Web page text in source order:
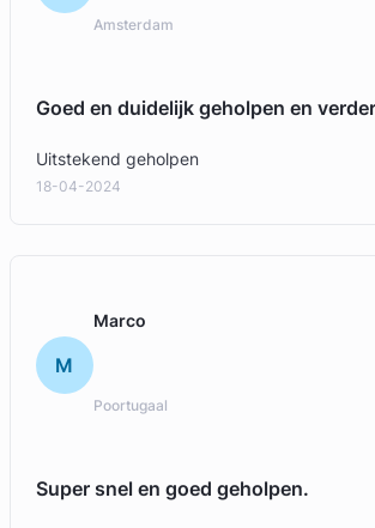
Amsterdam
Goed en duidelijk geholpen en
Uitstekend geholpen
18-04-2024
M
Marco
Poortugaal
Super snel en goed geholpen.